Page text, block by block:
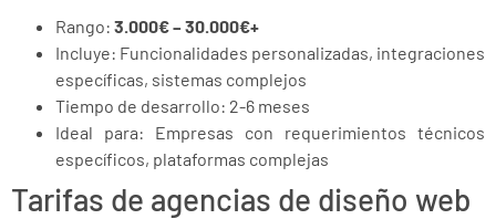
Rango: 3.000€ – 30.000€+
Incluye: Funcionalidades personalizadas, integraciones
específicas, sistemas complejos
Tiempo de desarrollo: 2-6 meses
Ideal para: Empresas con requerimientos técnicos
específicos, plataformas complejas
Tarifas de agencias de diseño web